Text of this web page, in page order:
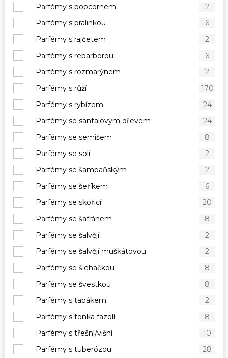
Parfémy s popcornem
2
Parfémy s pralinkou
6
Parfémy s rajčetem
2
Parfémy s rebarborou
6
Parfémy s rozmarýnem
2
Parfémy s růží
170
Parfémy s rybízem
24
Parfémy se santalovým dřevem
24
Parfémy se semišem
8
Parfémy se solí
2
Parfémy se šampaňským
2
Parfémy se šeříkem
6
Parfémy se skořicí
20
Parfémy se šafránem
8
Parfémy se šalvějí
2
Parfémy se šalvějí muškátovou
2
Parfémy se šlehačkou
8
Parfémy se švestkou
8
Parfémy s tabákem
2
Parfémy s tonka fazolí
8
Parfémy s třešní/višní
10
Parfémy s tuberózou
28